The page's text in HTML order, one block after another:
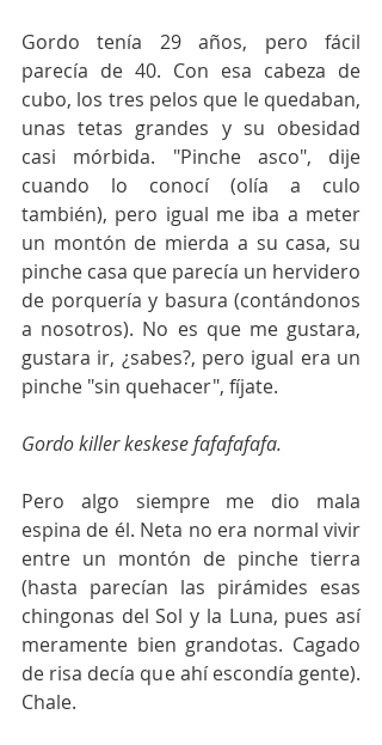
Gordo tenía 29 años, pero fácil
parecía de 40. Con esa cabeza de
cubo, los tres pelos que le quedaban,
unas tetas grandes y su obesidad
casi mórbida. "Pinche asco", dije
cuando lo conocí (olía a culo
también), pero igual me iba a meter
un montón de mierda a su casa, su
pinche casa que parecía un hervidero
de porquería y basura (contándonos
a nosotros). No es que me gustara,
gustara ir, ¿sabes?, pero igual era un
pinche "sin quehacer", fíjate.
Gordo killer keskese fafafafafa.
Pero algo siempre me dio mala
espina de él. Neta no era normal vivir
entre un montón de pinche tierra
(hasta parecían las pirámides esas
chingonas del Sol y la Luna, pues así
meramente bien grandotas. Cagado
de risa decía que ahí escondía gente).
Chale.